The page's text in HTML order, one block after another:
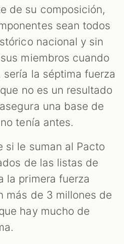
de su composición,
sean todos
nacional y sin
miembros cuando
la séptima fuerza
no es un resultado
una base de
tenía antes.
si le suman al Pacto
de las listas de
la primera fuerza
más de 3 millones de
hay mucho de